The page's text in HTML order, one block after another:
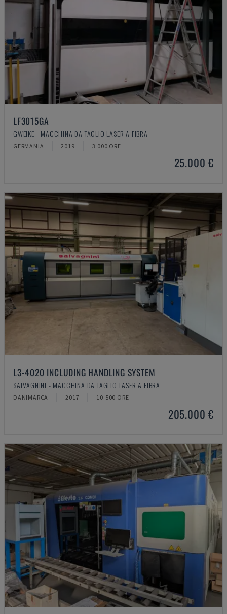
LF3015GA
GWEIKE - MACCHINA DA TAGLIO LASER A FIBRA
GERMANIA 2019 3.000 ORE
25.000 €
L3-4020 INCLUDING HANDLING SYSTEM
SALVAGNINI - MACCHINA DA TAGLIO LASER A FIBRA
DANIMARCA 2017 10.500 ORE
205.000 €